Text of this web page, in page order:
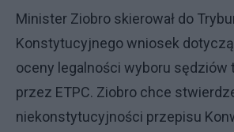
Minister Ziobro skierował do
Konstytucyjnego wniosek
oceny legalności wyboru sędziów
przez ETPC. Ziobro chce
niekonstytucyjności przepisu